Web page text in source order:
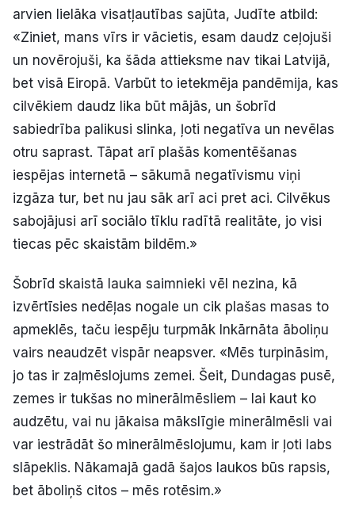
arvien lielāka visatļautības sajūta, Judīte atbild:
«Ziniet, mans vīrs ir vācietis, esam daudz ceļojuši
un novērojuši, ka šāda attieksme nav tikai Latvijā,
bet visā Eiropā. Varbūt to ietekmēja pandēmija, kas
cilvēkiem daudz lika būt mājās, un šobrīd
sabiedrība palikusi slinka, ļoti negatīva un nevēlas
otru saprast. Tāpat arī plašās komentēšanas
iespējas internetā – sākumā negatīvismu viņi
izgāza tur, bet nu jau sāk arī aci pret aci. Cilvēkus
sabojājusi arī sociālo tīklu radītā realitāte, jo visi
tiecas pēc skaistām bildēm.»
Šobrīd skaistā lauka saimnieki vēl nezina, kā
izvērtīsies nedēļas nogale un cik plašas masas to
apmeklēs, taču iespēju turpmāk Inkārnāta āboliņu
vairs neaudzēt vispār neapsver. «Mēs turpināsim,
jo tas ir zaļmēslojums zemei. Šeit, Dundagas pusē,
zemes ir tukšas no minerālmēsliem – lai kaut ko
audzētu, vai nu jākaisa mākslīgie minerālmēsli vai
var iestrādāt šo minerālmēslojumu, kam ir ļoti labs
slāpeklis. Nākamajā gadā šajos laukos būs rapsis,
bet āboliņš citos – mēs rotēsim.»